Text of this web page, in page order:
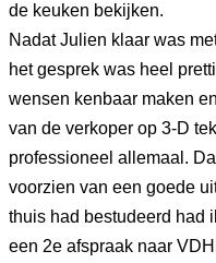
de keuken bekijken.
Nadat Julien klaar was
het gesprek was heel
wensen kenbaar maken
van de verkoper op 3-D
professioneel allemaal.
voorzien van een goede
thuis had bestudeerd had
een 2e afspraak naar